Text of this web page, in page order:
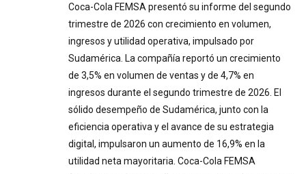
Coca-Cola FEMSA presentó su informe del segundo
trimestre de 2026 con crecimiento en volumen,
ingresos y utilidad operativa, impulsado por
Sudamérica. La compañía reportó un crecimiento
de 3,5% en volumen de ventas y de 4,7% en
ingresos durante el segundo trimestre de 2026. El
sólido desempeño de Sudamérica, junto con la
eficiencia operativa y el avance de su estrategia
digital, impulsaron un aumento de 16,9% en la
utilidad neta mayoritaria. Coca-Cola FEMSA